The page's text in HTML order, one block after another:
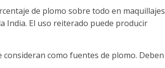
de plomo sobre todo en maquillajes
India. El uso reiterado puede producir
como fuentes de plomo. Deben